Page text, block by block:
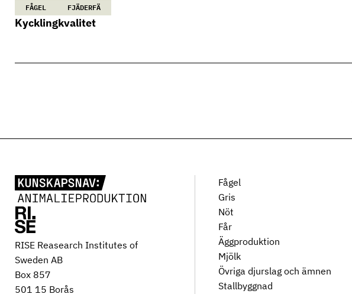
FÅGEL FJÄDERFÄ
Kycklingkvalitet
RISE Reasearch Institutes of
Sweden AB
Box 857
501 15 Borås
Fågel
Gris
Nöt
Får
Äggproduktion
Mjölk
Övriga djurslag och ämnen
Stallbyggnad